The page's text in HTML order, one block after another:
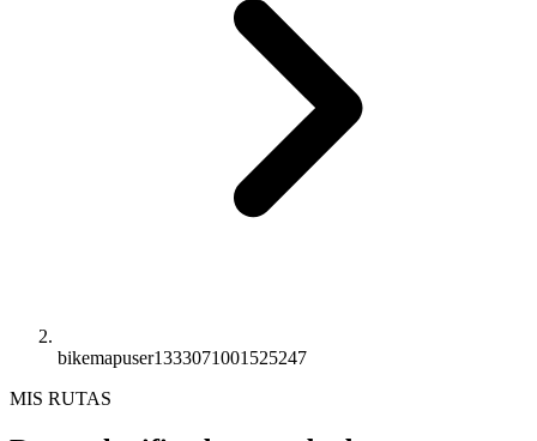
bikemapuser1333071001525247
MIS RUTAS